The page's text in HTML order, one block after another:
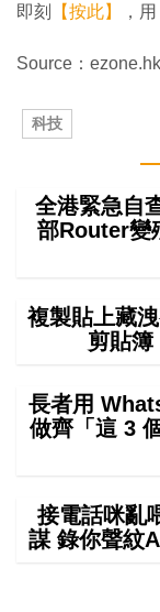
即刻 【按此】 ，
Source：ezone.hk
科技
全港緊急自
部Router變
複製貼上藏
剪貼
長者用
做齊「這 3
接電話咪亂
謀 錄你聲紋